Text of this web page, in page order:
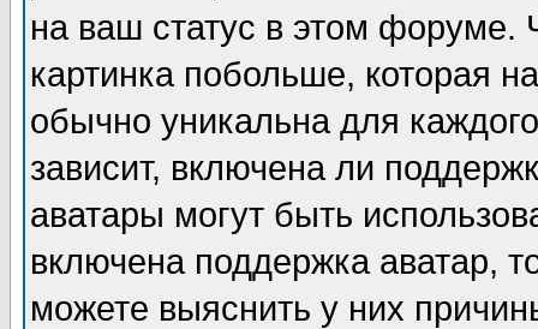
на ваш статус в этом форуме.
картинка побольше, которая
обычно уникальна для
зависит, включена ли
аватары могут быть
включена поддержка аватар,
можете выяснить у них